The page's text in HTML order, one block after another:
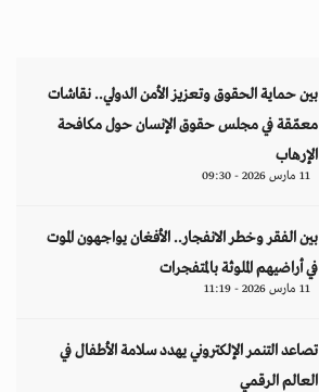
بين حماية الحقوق وتعزيز الأمن الدولي.. نقاشات
معمّقة في مجلس حقوق الإنسان حول مكافحة
الإرهاب
11 مارس 2026 - 09:30
بين الفقر وخطر الانفجار.. الأفغان يواجهون الموت
في أراضيهم الملوثة بالمتفجرات
11 مارس 2026 - 11:19
تصاعد التنمر الإلكتروني يهدد سلامة الأطفال في
العالم الرقمي